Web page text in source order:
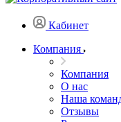
Кабинет
Компания
Компания
О нас
Наша
Отзывы